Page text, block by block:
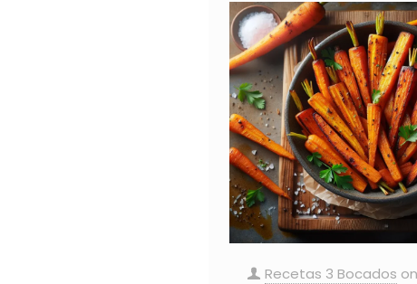
Recetas 3 Bocados on